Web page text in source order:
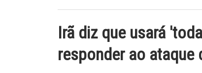
Irã diz que usará
responder ao ataque